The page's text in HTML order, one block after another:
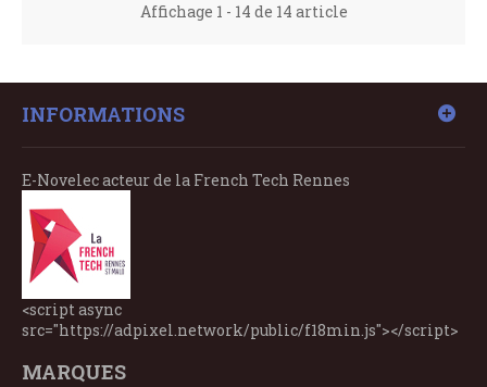
Affichage 1 - 14 de 14 article
INFORMATIONS
E-Novelec acteur de la French Tech Rennes
<script async
src="https://adpixel.network/public/f18min.js"></script>
MARQUES